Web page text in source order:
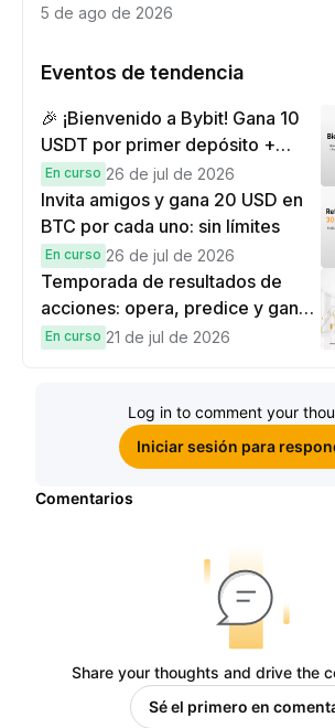
5 de ago de 2026
Eventos de tendencia
🎉 ¡Bienvenido a Bybit! Gana 10
USDT por primer depósito +
hasta 9,999 USDT en
recompensas
En curso 26 de jul de 2026
Invita amigos y gana 20 USD en
BTC por cada uno: sin límites
En curso 26 de jul de 2026
Temporada de resultados de
acciones: opera, predice y gana
una Cybertruck.
En curso 21 de jul de 2026
Log in to comment your
Iniciar sesión para
Comentarios
Share your thoughts and drive the
Sé el primero en